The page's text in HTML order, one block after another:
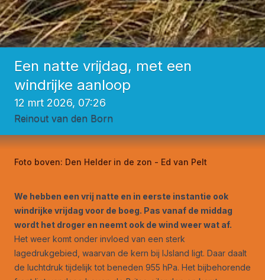
Een natte vrijdag, met een
windrijke aanloop
12 mrt 2026, 07:26
Reinout van den Born
Foto boven: Den Helder in de zon - Ed van Pelt
We hebben een vrij natte en in eerste instantie ook
windrijke vrijdag voor de boeg. Pas vanaf de middag
wordt het droger en neemt ook de wind weer wat af.
Het weer komt onder invloed van een sterk
lagedrukgebied, waarvan de kern bij IJsland ligt. Daar daalt
de luchtdruk tijdelijk tot beneden 955 hPa. Het bijbehorende